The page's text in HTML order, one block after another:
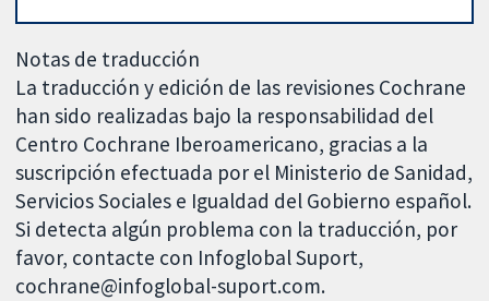
Notas de traducción
La traducción y edición de las revisiones Cochrane
han sido realizadas bajo la responsabilidad del
Centro Cochrane Iberoamericano, gracias a la
suscripción efectuada por el Ministerio de Sanidad,
Servicios Sociales e Igualdad del Gobierno español.
Si detecta algún problema con la traducción, por
favor, contacte con Infoglobal Suport,
cochrane@infoglobal-suport.com.